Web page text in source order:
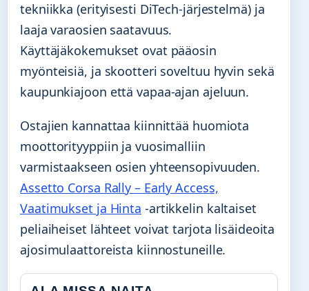
tekniikka (erityisesti DiTech-järjestelmä) ja
laaja varaosien saatavuus.
Käyttäjäkokemukset ovat pääosin
myönteisiä, ja skootteri soveltuu hyvin sekä
kaupunkiajoon että vapaa-ajan ajeluun.
Ostajien kannattaa kiinnittää huomiota
moottorityyppiin ja vuosimalliin
varmistaakseen osien yhteensopivuuden.
Assetto Corsa Rally – Early Access,
Vaatimukset ja Hinta -artikkelin kaltaiset
peliaiheiset lähteet voivat tarjota lisäideoita
ajosimulaattoreista kiinnostuneille.